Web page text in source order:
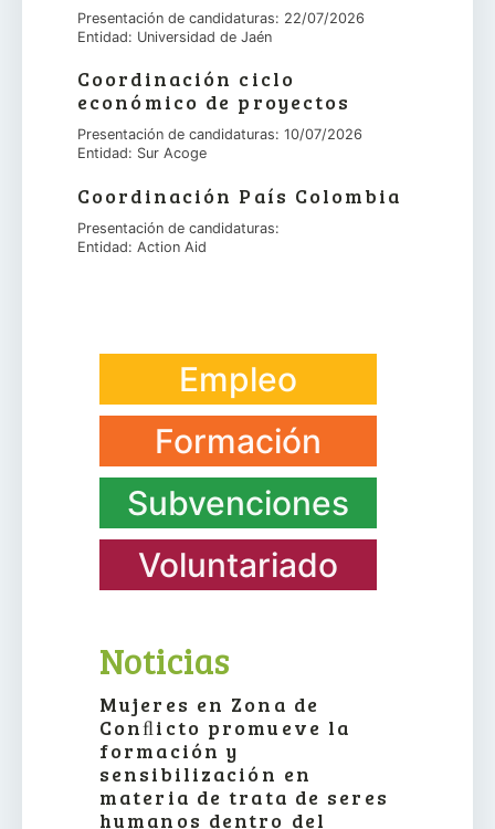
Presentación de candidaturas: 22/07/2026
Entidad: Universidad de Jaén
Coordinación ciclo
económico de proyectos
Presentación de candidaturas: 10/07/2026
Entidad: Sur Acoge
Coordinación País Colombia
Presentación de candidaturas:
Entidad: Action Aid
Empleo
Formación
Subvenciones
Voluntariado
Noticias
Mujeres en Zona de
Conﬂicto promueve la
formación y
sensibilización en
materia de trata de seres
humanos dentro del